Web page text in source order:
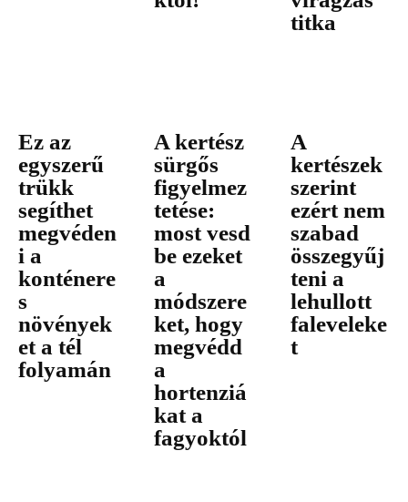
titka
Ez az
egyszerű
trükk
segíthet
megvéden
i a
konténere
s
növények
et a tél
folyamán
A kertész
sürgős
figyelmez
tetése:
most vesd
be ezeket
a
módszere
ket, hogy
megvédd
a
hortenziá
kat a
fagyoktól
A
kertészek
szerint
ezért nem
szabad
összegyűj
teni a
lehullott
faleveleke
t